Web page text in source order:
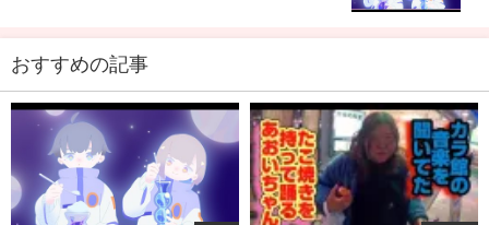
おすすめの記事